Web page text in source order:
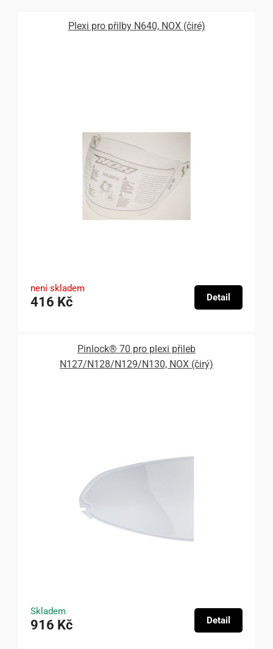
Plexi pro přilby N640, NOX (čiré)
není skladem
416 Kč Detail
Pinlock® 70 pro plexi přileb
N127/N128/N129/N130, NOX (čirý)
Skladem
916 Kč Detail